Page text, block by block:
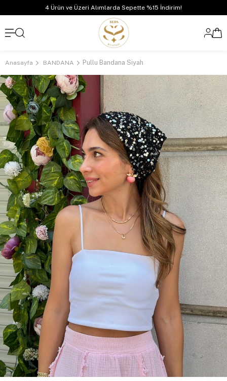
4 Ürün ve Üzeri Alımlarda Sepette %15 İndirim!
Anasayfa BANDANA Pullu Bandana Siyah